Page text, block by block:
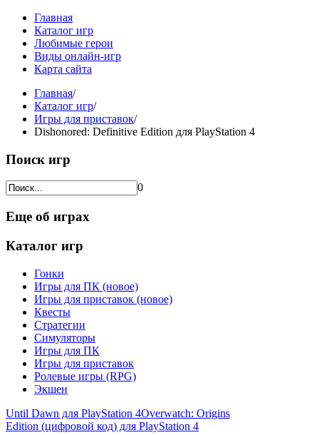
Главная
Каталог игр
Любимые герои
Виды онлайн-игр
Карта сайта
Главная/
Каталог игр/
Игры для приставок/
Dishonored: Definitive Edition для PlayStation 4
Поиск игр
0
Еще об играх
Каталог игр
Гонки
Игры для ПК (новое)
Игры для приставок (новое)
Квесты
Стратегии
Симуляторы
Игры для ПК
Игры для приставок
Ролевые игры (RPG)
Экшен
Until Dawn для PlayStation 4Overwatch: Origins
Edition (цифровой код) для PlayStation 4